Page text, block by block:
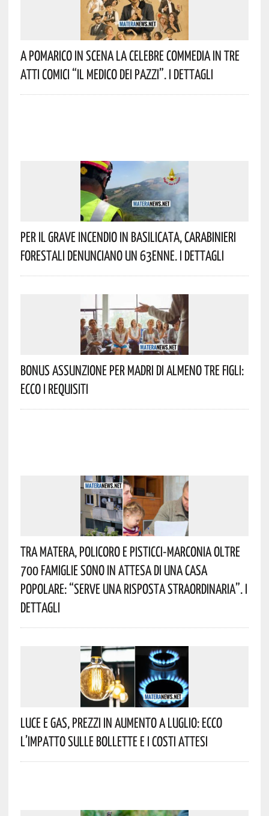
A Pomarico In Scena La Celebre Commedia In Tre
Atti Comici “Il Medico Dei Pazzi”. I Dettagli
Per Il Grave Incendio In Basilicata, Carabinieri
Forestali Denunciano Un 63enne. I Dettagli
Bonus Assunzione Per Madri Di Almeno Tre Figli:
Ecco I Requisiti
Tra Matera, Policoro E Pisticci-Marconia Oltre
700 Famiglie Sono In Attesa Di Una Casa
Popolare: “serve Una Risposta Straordinaria”. I
Dettagli
Luce E Gas, Prezzi In Aumento A Luglio: Ecco
L’impatto Sulle Bollette E I Costi Attesi